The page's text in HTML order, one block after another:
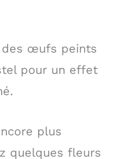
des œufs peints
pour un effet
plus
quelques fleurs